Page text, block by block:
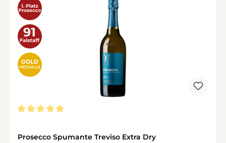
Prosecco Spumante Treviso Extra Dry